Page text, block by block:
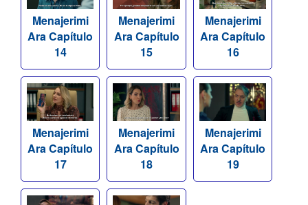
Menajerimi
Ara Capítulo
14
Menajerimi
Ara Capítulo
15
Menajerimi
Ara Capítulo
16
Menajerimi
Ara Capítulo
17
Menajerimi
Ara Capítulo
18
Menajerimi
Ara Capítulo
19